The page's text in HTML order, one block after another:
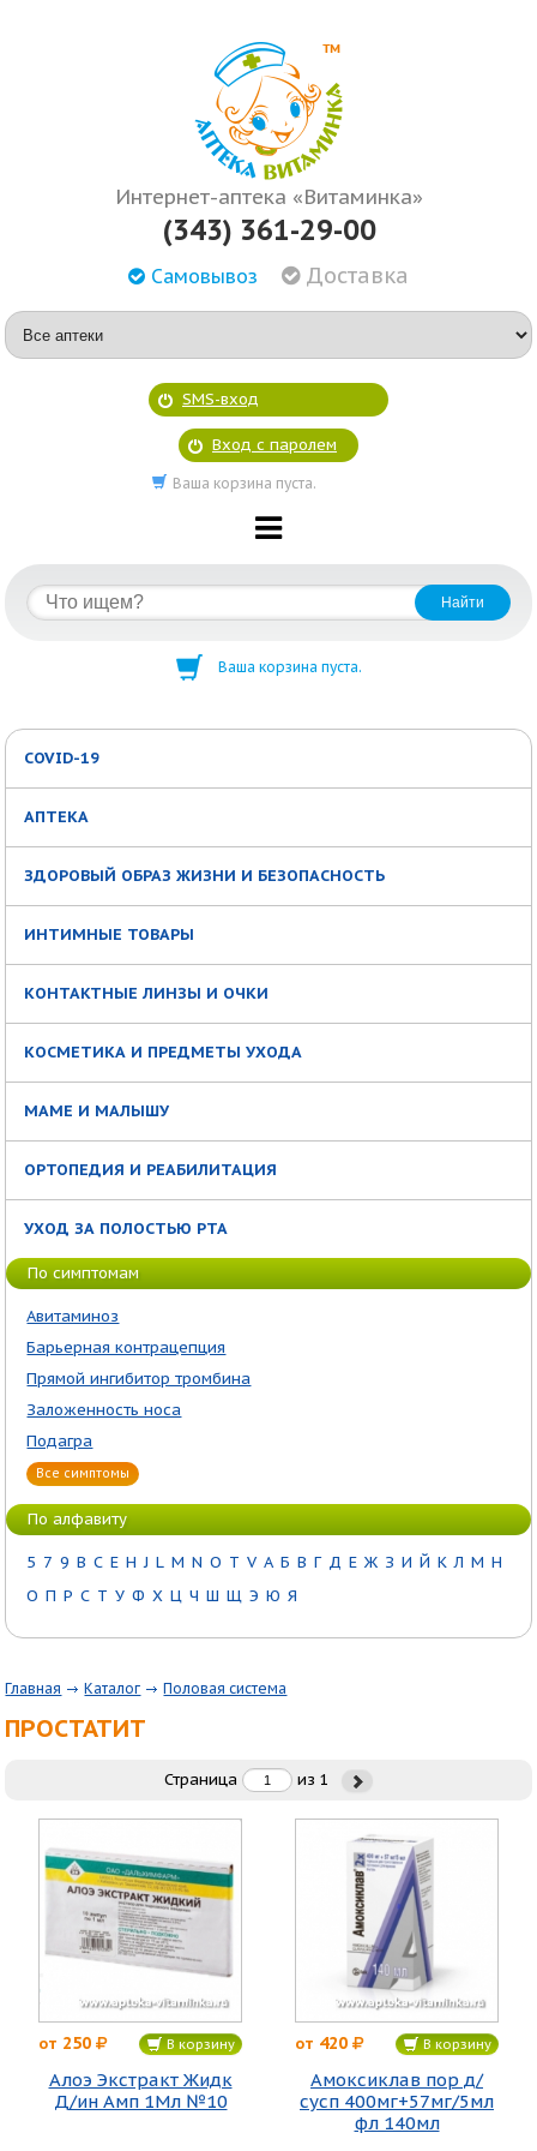
Интернет-аптека «Витаминка»
(343) 361-29-00
Самовывоз Доставка
SMS-вход
Вход с паролем
Ваша корзина пуста.
Ваша корзина пуста.
COVID-19
АПТЕКА
ЗДОРОВЫЙ ОБРАЗ ЖИЗНИ И БЕЗОПАСНОСТЬ
ИНТИМНЫЕ ТОВАРЫ
КОНТАКТНЫЕ ЛИНЗЫ И ОЧКИ
КОСМЕТИКА И ПРЕДМЕТЫ УХОДА
МАМЕ И МАЛЫШУ
ОРТОПЕДИЯ И РЕАБИЛИТАЦИЯ
УХОД ЗА ПОЛОСТЬЮ РТА
По симптомам
Авитаминоз
Барьерная контрацепция
Прямой ингибитор тромбина
Заложенность носа
Подагра
Все симптомы
По алфавиту
5 7 9 B C E H J L M N O T V А Б В Г Д Е Ж З И Й К Л М Н
О П Р С Т У Ф Х Ц Ч Ш Щ Э Ю Я
Главная Каталог Половая система
ПРОСТАТИТ
Страница из 1
от 250 В корзину
Алоэ Экстракт Жидк
Д/ин Амп 1Мл №10
от 420 В корзину
Амоксиклав пор д/
сусп 400мг+57мг/5мл
фл 140мл